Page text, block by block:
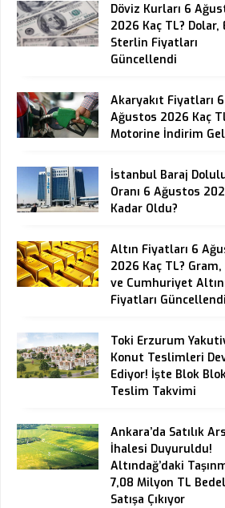
Döviz Kurları 6
2026 Kaç TL? Dolar,
Sterlin Fiyatları
Güncellendi
Akaryakıt Fiyatları 6
Ağustos 2026 Kaç
Motorine İndirim
İstanbul Baraj
Oranı 6 Ağustos
Kadar Oldu?
Altın Fiyatları 6
2026 Kaç TL? Gram,
ve Cumhuriyet
Fiyatları Güncellendi
Toki Erzurum
Konut Teslimleri
Ediyor! İşte Blok
Teslim Takvimi
Ankara’da Satılık
İhalesi Duyuruldu!
Altındağ’daki
7,08 Milyon TL
Satışa Çıkıyor